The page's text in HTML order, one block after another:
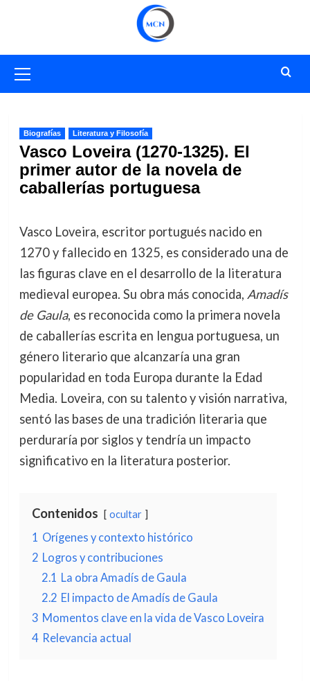
primario
Biografías Literatura y Filosofía
Vasco Loveira (1270-1325). El
primer autor de la novela de
caballerías portuguesa
Vasco Loveira, escritor portugués nacido en
1270 y fallecido en 1325, es considerado una de
las figuras clave en el desarrollo de la literatura
medieval europea. Su obra más conocida, Amadís
de Gaula, es reconocida como la primera novela
de caballerías escrita en lengua portuguesa, un
género literario que alcanzaría una gran
popularidad en toda Europa durante la Edad
Media. Loveira, con su talento y visión narrativa,
sentó las bases de una tradición literaria que
perduraría por siglos y tendría un impacto
significativo en la literatura posterior.
Contenidos ocultar
1 Orígenes y contexto histórico
2 Logros y contribuciones
2.1 La obra Amadís de Gaula
2.2 El impacto de Amadís de Gaula
3 Momentos clave en la vida de Vasco Loveira
4 Relevancia actual